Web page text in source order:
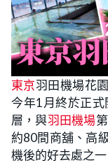
東京羽田機場花
今年1月終於正
層，與羽田機場
約80間商舖、高
機後的好去處之